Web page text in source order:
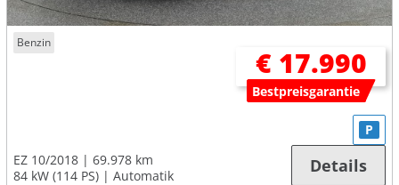
Benzin
€ 17.990
Bestpreisgarantie
EZ 10/2018
69.978 km
84 kW (114 PS)
Automatik
P
Details